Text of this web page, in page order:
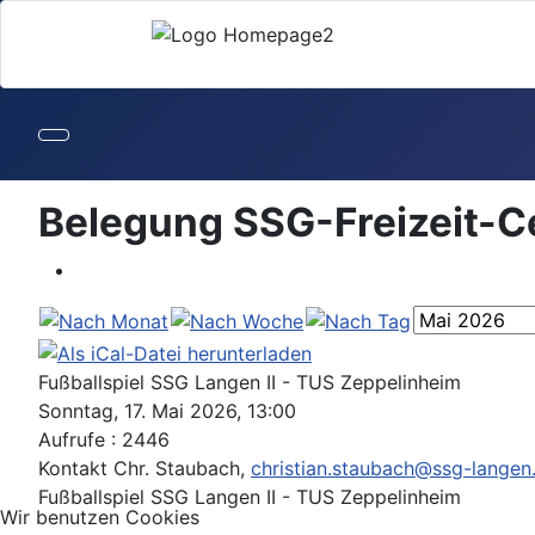
Belegung SSG-Freizeit-
Fußballspiel SSG Langen II - TUS Zeppelinheim
Sonntag, 17. Mai 2026, 13:00
Aufrufe : 2446
Kontakt Chr. Staubach, christian.staubach@ssg-
Fußballspiel SSG Langen II - TUS Zeppelinheim
Wir benutzen Cookies